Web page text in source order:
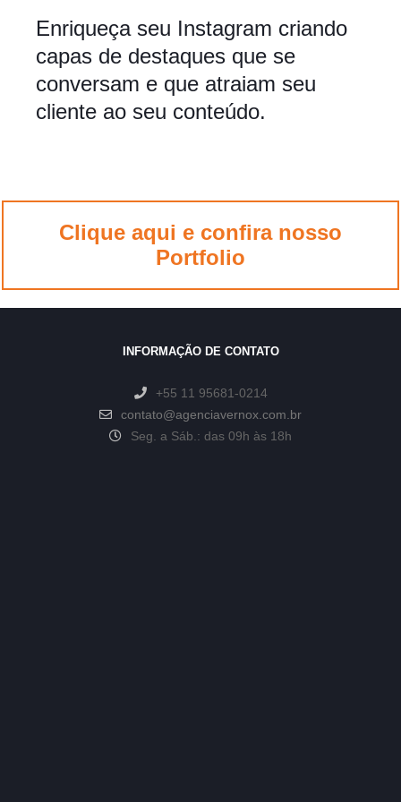
Enriqueça seu Instagram criando
capas de destaques que se
conversam e que atraiam seu
cliente ao seu conteúdo.
Clique aqui e confira nosso
Portfolio
INFORMAÇÃO DE CONTATO
+55 11 95681-0214
contato@agenciavernox.com.br
Seg. a Sáb.: das 09h às 18h